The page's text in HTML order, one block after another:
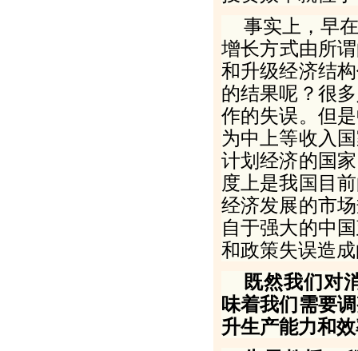
事实上，早
增长方式由所
和升级经济结
的结果呢？很
作的失误。但
为中上等收入
计划经济的国
度上是我国目
经济发展的市
自于强大的中
和政策失误造
既然我们对
味着我们需要
升生产能力和